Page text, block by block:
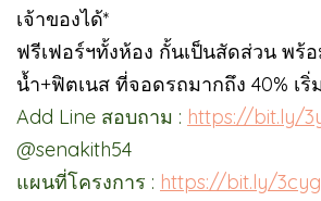
เจ้าของได้*
ฟรีเฟอร์ฯทั้งห้อง กั้นเป็นสัดส่วน พร้
น้ำ+ฟิตเนส ที่จอดรถมากถึง 40% เริ่
Add Line สอบถาม : https://bit.ly/
@senakith54
แผนที่โครงการ : https://bit.ly/